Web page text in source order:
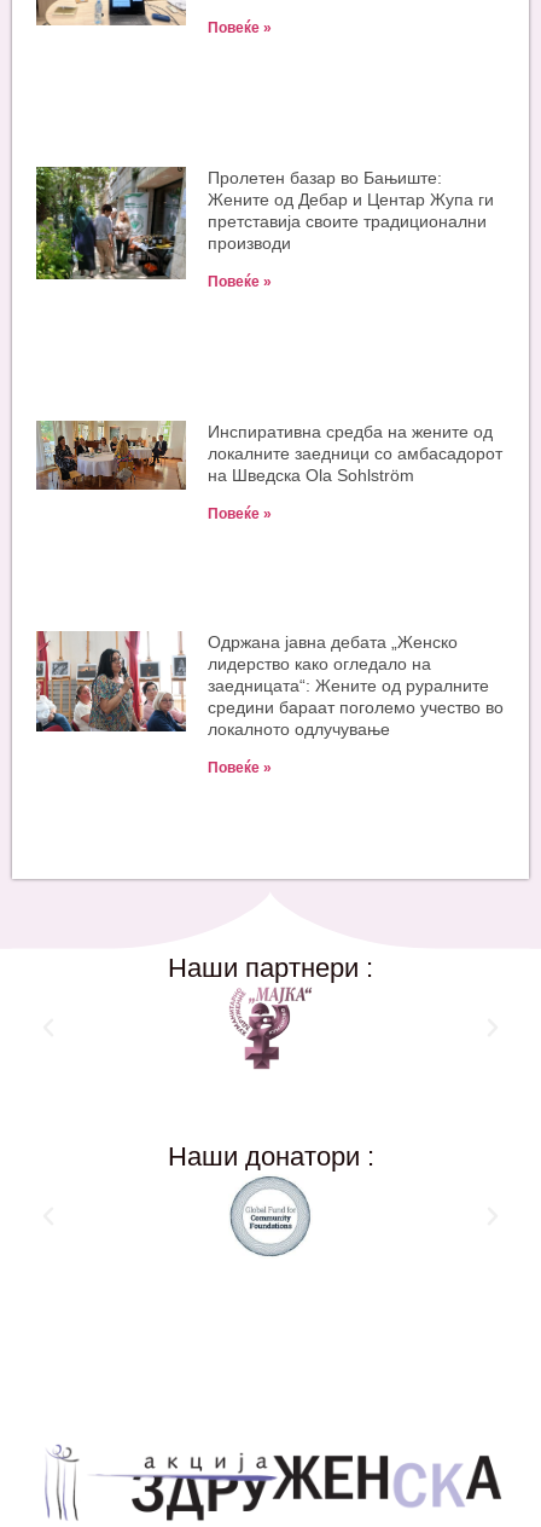
Повеќе »
Пролетен базар во Бањиште:
Жените од Дебар и Центар Жупа ги
претставија своите традиционални
производи
Повеќе »
Инспиративна средба на жените од
локалните заедници со амбасадорот
на Шведска Ola Sohlström
Повеќе »
Одржана јавна дебата „Женско
лидерство како огледало на
заедницата“: Жените од руралните
средини бараат поголемо учество во
локалното одлучување
Повеќе »
Наши партнери :
Наши донатори :